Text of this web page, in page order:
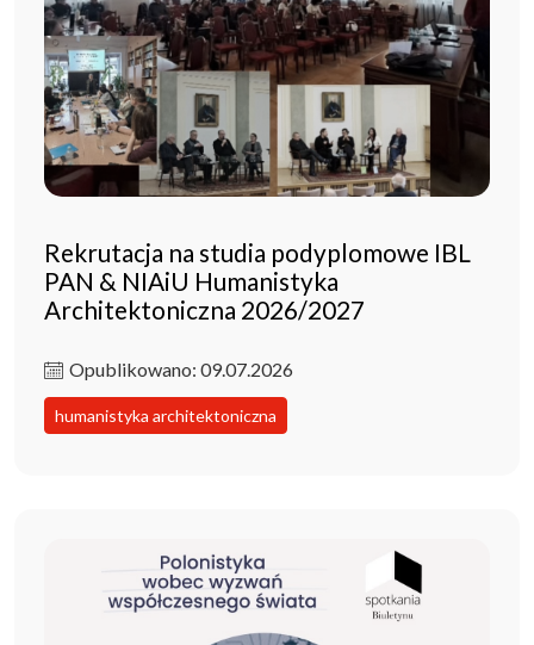
Rekrutacja na studia podyplomowe IBL
PAN & NIAiU Humanistyka
Architektoniczna 2026/2027
Opublikowano: 09.07.2026
humanistyka architektoniczna